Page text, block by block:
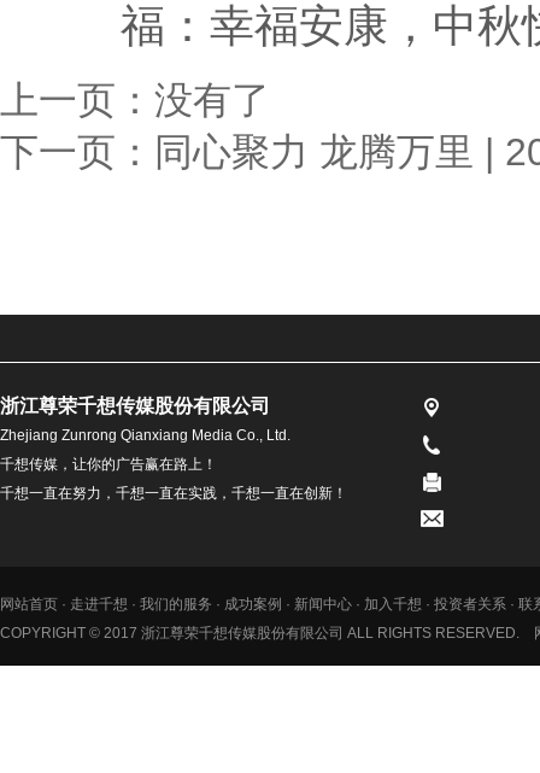
福：幸福安康，中秋
上一页：没有了
下一页： 同心聚力 龙腾万里 |
浙江尊荣千想传媒股份有限公司
Zhejiang Zunrong Qianxiang Media Co., Ltd.
千想传媒，让你的广告赢在路上！
千想一直在努力，千想一直在实践，千想一直在创新！
网站首页 · 走进千想 · 我们的服务 · 成功案例 · 新闻中心 · 加入千想 · 投资者关系 · 联
COPYRIGHT © 2017 浙江尊荣千想传媒股份有限公司 ALL RIGHTS RESERVED.